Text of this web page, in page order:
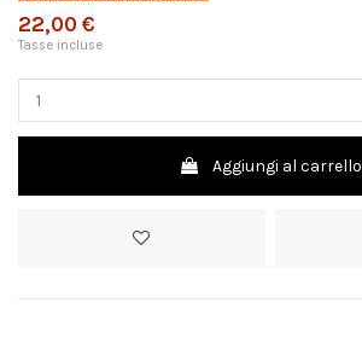
22,00 €
Tasse incluse
Aggiungi al carrello